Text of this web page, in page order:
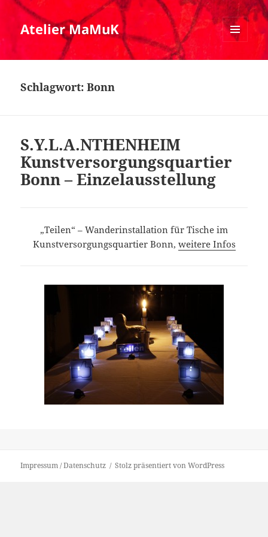
Atelier MaMuK
Schlagwort:Bonn
S.Y.L.A.NTHENHEIM
Kunstversorgungsquartier
Bonn – Einzelausstellung
„Teilen“ – Wanderinstallation für Tische im
Kunstversorgungsquartier Bonn, weitere Infos
Impressum / Datenschutz Stolz präsentiert von WordPress